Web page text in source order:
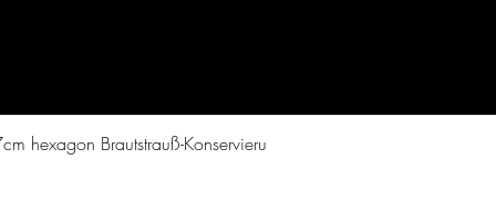
Aperçu rapide
hexagon Brautstrauß-Konservieru